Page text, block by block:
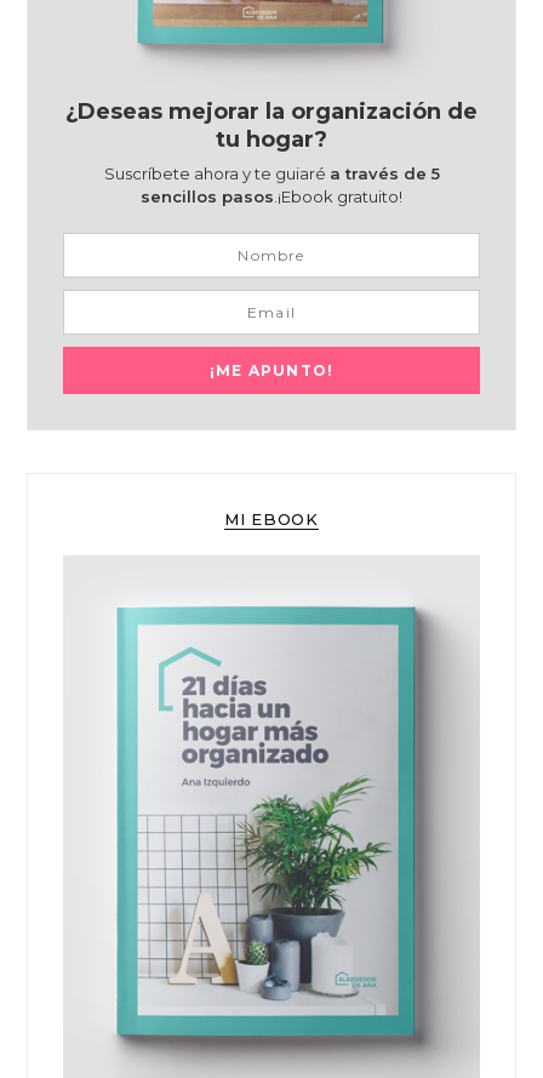
¿Deseas mejorar la organización de
tu hogar?
Suscríbete ahora y te guiaré a través de 5
sencillos pasos .¡Ebook gratuito!
MI EBOOK